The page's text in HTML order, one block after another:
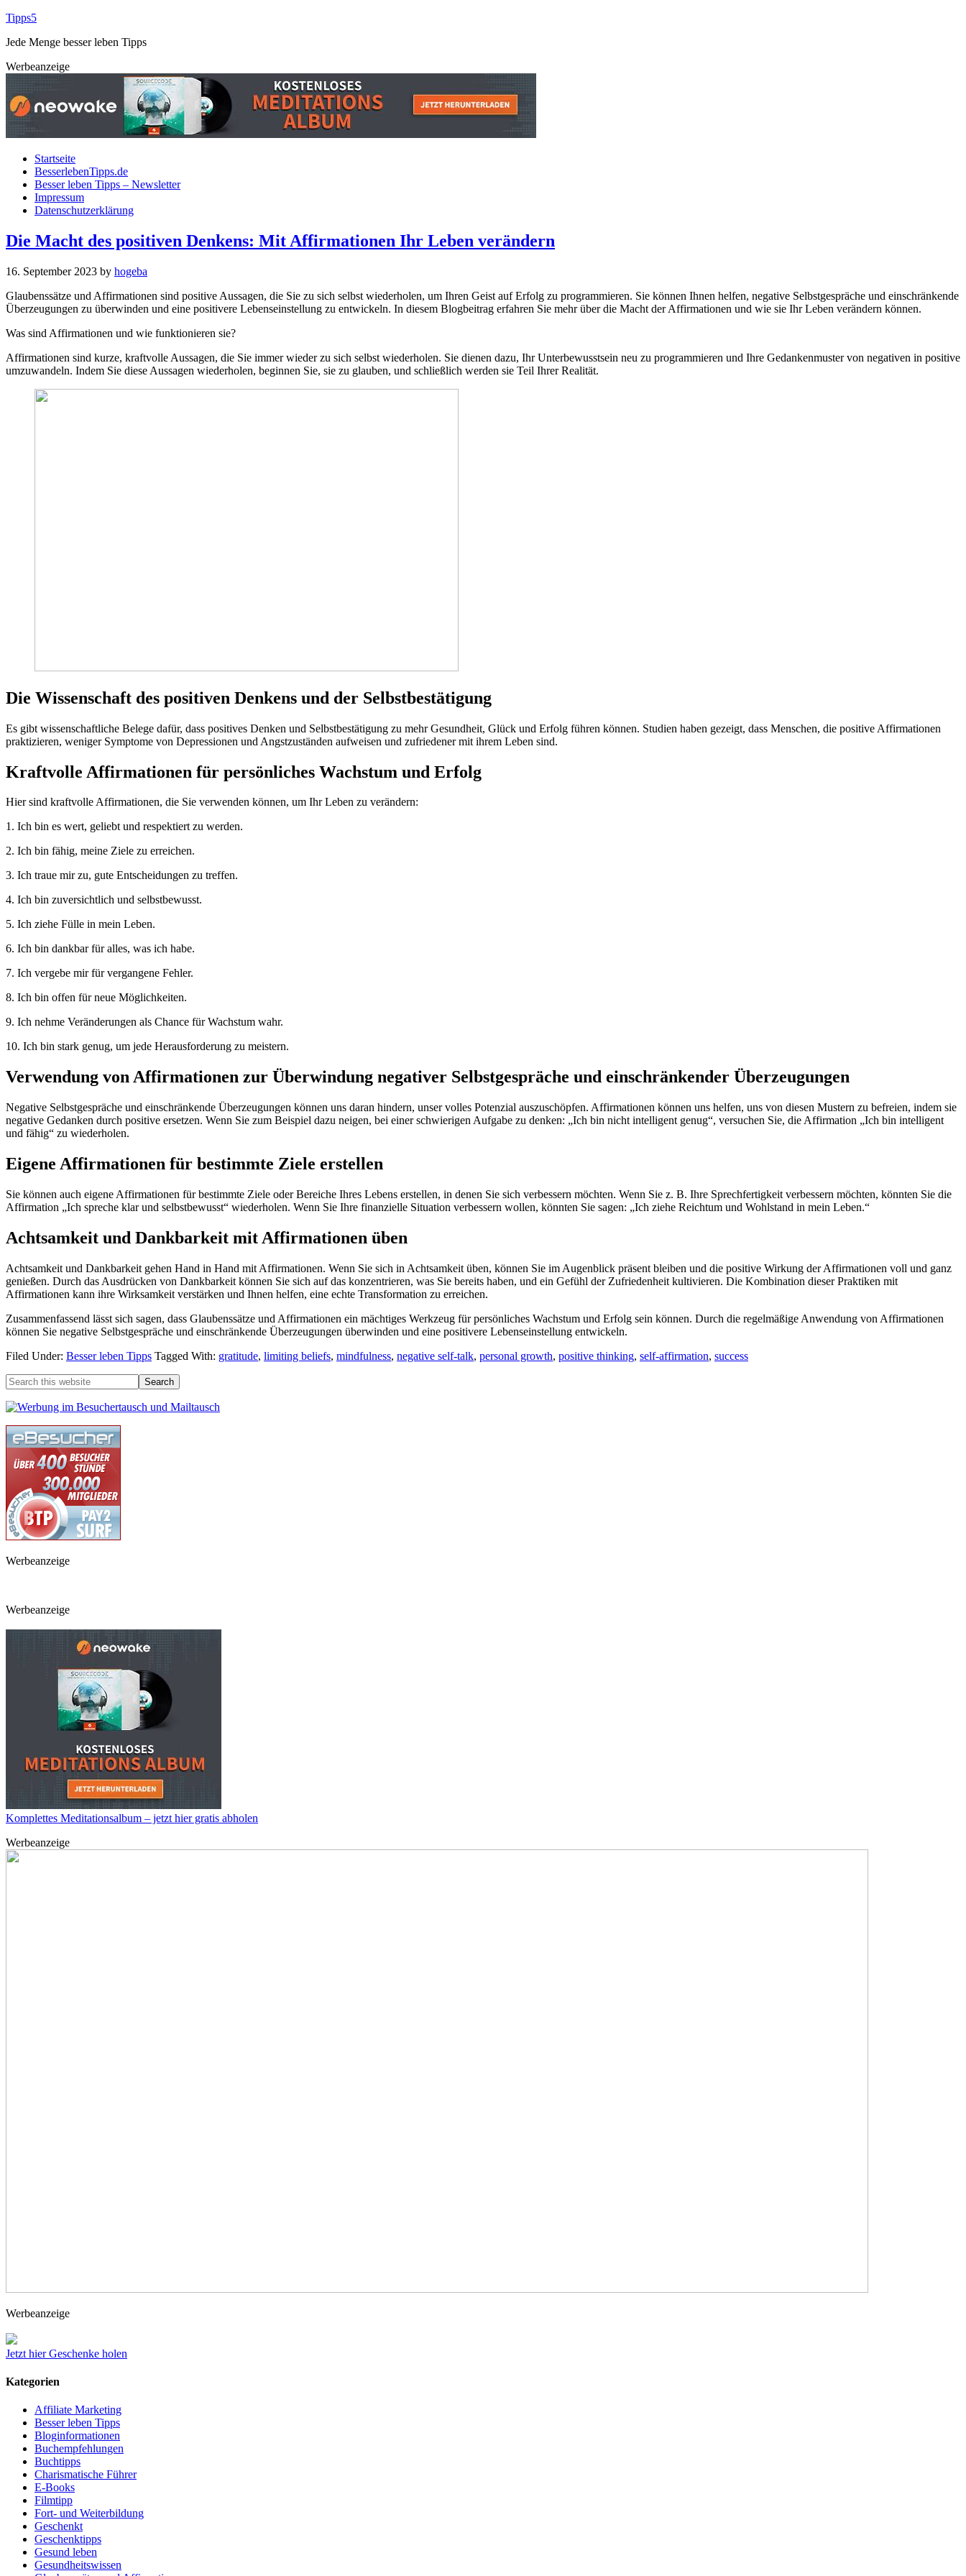
Tipps5
Jede Menge besser leben Tipps
Werbeanzeige
Startseite
BesserlebenTipps.de
Besser leben Tipps – Newsletter
Impressum
Datenschutzerklärung
Die Macht des positiven Denkens: Mit Affirmationen Ihr Leben verändern
16. September 2023 by hogeba
Glaubenssätze und Affirmationen sind positive Aussagen, die Sie zu sich selbst wiederholen, um Ihren Geist auf Erfolg zu programmieren. Sie können Ihnen helfen, negative Selbstgespräche und einschränkende
Überzeugungen zu überwinden und eine positivere Lebenseinstellung zu entwickeln. In diesem Blogbeitrag erfahren Sie mehr über die Macht der Affirmationen und wie sie Ihr Leben verändern können.
Was sind Affirmationen und wie funktionieren sie?
Affirmationen sind kurze, kraftvolle Aussagen, die Sie immer wieder zu sich selbst wiederholen. Sie dienen dazu, Ihr Unterbewusstsein neu zu programmieren und Ihre Gedankenmuster von negativen in positive
umzuwandeln. Indem Sie diese Aussagen wiederholen, beginnen Sie, sie zu glauben, und schließlich werden sie Teil Ihrer Realität.
Die Wissenschaft des positiven Denkens und der Selbstbestätigung
Es gibt wissenschaftliche Belege dafür, dass positives Denken und Selbstbestätigung zu mehr Gesundheit, Glück und Erfolg führen können. Studien haben gezeigt, dass Menschen, die positive Affirmationen
praktizieren, weniger Symptome von Depressionen und Angstzuständen aufweisen und zufriedener mit ihrem Leben sind.
Kraftvolle Affirmationen für persönliches Wachstum und Erfolg
Hier sind kraftvolle Affirmationen, die Sie verwenden können, um Ihr Leben zu verändern:
1. Ich bin es wert, geliebt und respektiert zu werden.
2. Ich bin fähig, meine Ziele zu erreichen.
3. Ich traue mir zu, gute Entscheidungen zu treffen.
4. Ich bin zuversichtlich und selbstbewusst.
5. Ich ziehe Fülle in mein Leben.
6. Ich bin dankbar für alles, was ich habe.
7. Ich vergebe mir für vergangene Fehler.
8. Ich bin offen für neue Möglichkeiten.
9. Ich nehme Veränderungen als Chance für Wachstum wahr.
10. Ich bin stark genug, um jede Herausforderung zu meistern.
Verwendung von Affirmationen zur Überwindung negativer Selbstgespräche und einschränkender Überzeugungen
Negative Selbstgespräche und einschränkende Überzeugungen können uns daran hindern, unser volles Potenzial auszuschöpfen. Affirmationen können uns helfen, uns von diesen Mustern zu befreien, indem sie
negative Gedanken durch positive ersetzen. Wenn Sie zum Beispiel dazu neigen, bei einer schwierigen Aufgabe zu denken: „Ich bin nicht intelligent genug“, versuchen Sie, die Affirmation „Ich bin intelligent
und fähig“ zu wiederholen.
Eigene Affirmationen für bestimmte Ziele erstellen
Sie können auch eigene Affirmationen für bestimmte Ziele oder Bereiche Ihres Lebens erstellen, in denen Sie sich verbessern möchten. Wenn Sie z. B. Ihre Sprechfertigkeit verbessern möchten, könnten Sie die
Affirmation „Ich spreche klar und selbstbewusst“ wiederholen. Wenn Sie Ihre finanzielle Situation verbessern wollen, könnten Sie sagen: „Ich ziehe Reichtum und Wohlstand in mein Leben.“
Achtsamkeit und Dankbarkeit mit Affirmationen üben
Achtsamkeit und Dankbarkeit gehen Hand in Hand mit Affirmationen. Wenn Sie sich in Achtsamkeit üben, können Sie im Augenblick präsent bleiben und die positive Wirkung der Affirmationen voll und ganz
genießen. Durch das Ausdrücken von Dankbarkeit können Sie sich auf das konzentrieren, was Sie bereits haben, und ein Gefühl der Zufriedenheit kultivieren. Die Kombination dieser Praktiken mit
Affirmationen kann ihre Wirksamkeit verstärken und Ihnen helfen, eine echte Transformation zu erreichen.
Zusammenfassend lässt sich sagen, dass Glaubenssätze und Affirmationen ein mächtiges Werkzeug für persönliches Wachstum und Erfolg sein können. Durch die regelmäßige Anwendung von Affirmationen
können Sie negative Selbstgespräche und einschränkende Überzeugungen überwinden und eine positivere Lebenseinstellung entwickeln.
Filed Under: Besser leben Tipps Tagged With: gratitude, limiting beliefs, mindfulness, negative self-talk, personal growth, positive thinking, self-affirmation, success
Werbeanzeige
Werbeanzeige
Komplettes Meditationsalbum – jetzt hier gratis abholen
Werbeanzeige
Werbeanzeige
Jetzt hier Geschenke holen
Kategorien
Affiliate Marketing
Besser leben Tipps
Bloginformationen
Buchempfehlungen
Buchtipps
Charismatische Führer
E-Books
Filmtipp
Fort- und Weiterbildung
Geschenkt
Geschenktipps
Gesund leben
Gesundheitswissen